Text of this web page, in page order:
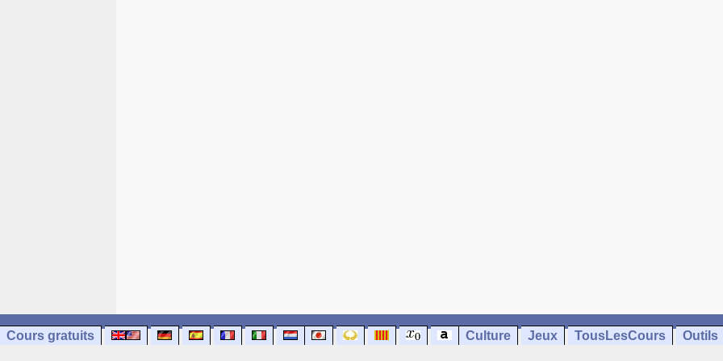
Cours gratuits Culture Jeux TousLesCours Outils